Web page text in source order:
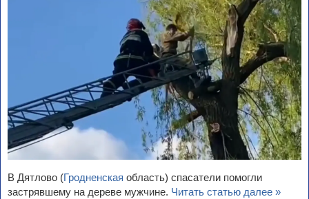
В Дятлово (Гродненская область) спасатели помогли
застрявшему на дереве мужчине. Читать статью далее »